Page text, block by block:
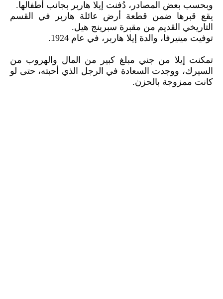
وبحسب بعض المصادر، دُفنت إيلا هاربر بجانب أطفالها.
يقع قبرها ضمن قطعة أرض عائلة هاربر في القسم
التاريخي القديم من مقبرة سبرينج هيل.
توفيت مينيرفا، والدة إيلا هاربر، في عام 1924.
تمكنت إيلا من جني مبلغ كبير من المال والهروب من
السيرك، ووجدت السعادة في الرجل الذي أحبته، حتى لو
كانت ممزوجة بالحزن.